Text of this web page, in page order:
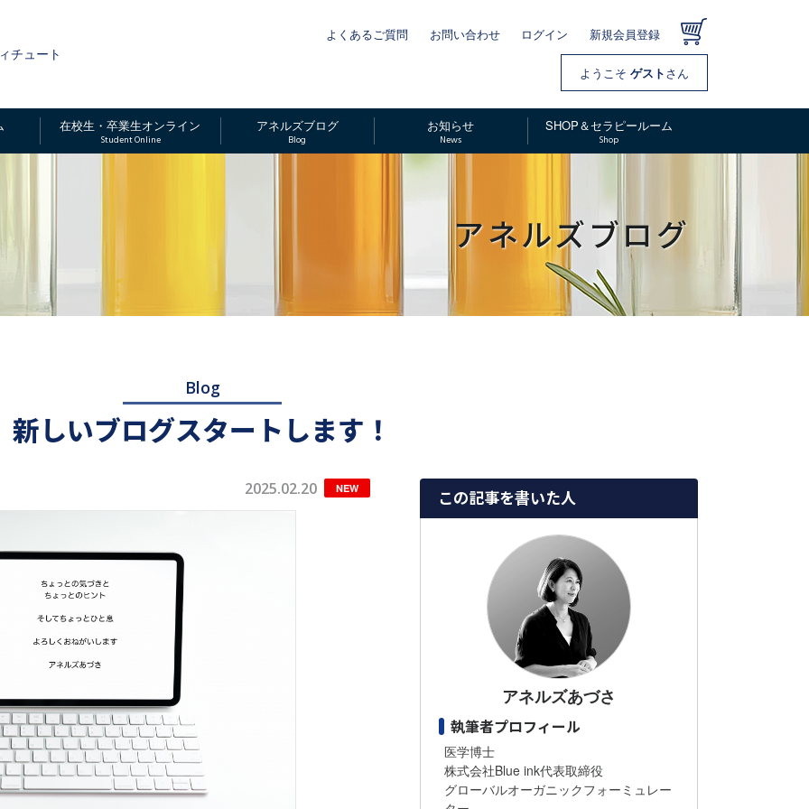
チュート
よくあるご質問 お問い合わせ ログイン
新規会員登録
カー
ようこそ ゲストさん
在校生・卒業生オンライン
Student Online
アネルズブログ
Blog
お知らせ
News
SHOP＆セラピールーム
Shop
アネルズブログ
Blog
新しいブログスタートします！
NEW
2025.02.20 この記事を書いた人
アネルズあづさ
執筆者プロフィール
医学博士
株式会社Blue ink代表取締役
グローバルオーガニックフォーミュレー